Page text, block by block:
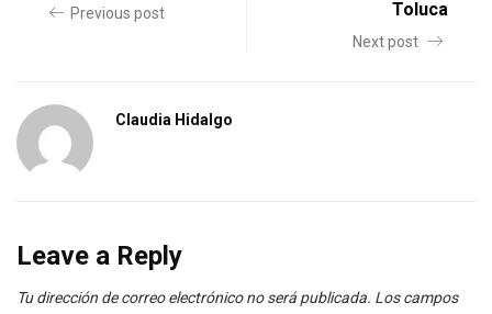
Previous post Toluca
Next post
Claudia Hidalgo
Leave a Reply
Tu dirección de correo electrónico no será publicada. Los campos